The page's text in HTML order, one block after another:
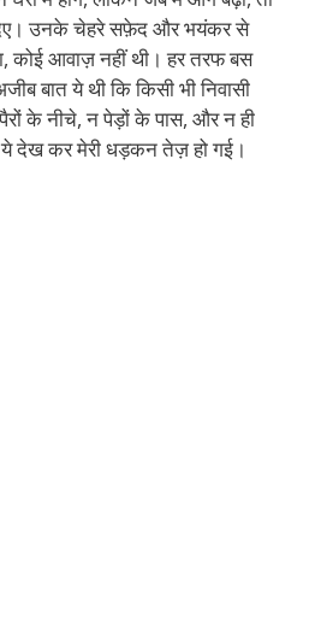
उनके चेहरे सफ़ेद और भयंकर से
कोई आवाज़ नहीं थी। हर तरफ बस
बात ये थी कि किसी भी निवासी
के नीचे, न पेड़ों के पास, और न ही
कर मेरी धड़कन तेज़ हो गई।